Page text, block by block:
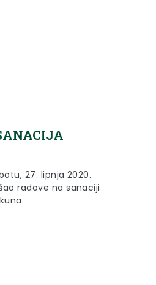
kulturnim
27. lipnja 2020.
radove na sanaciji